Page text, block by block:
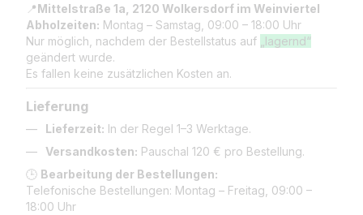
📍Mittelstraße 1a, 2120 Wolkersdorf im Weinviertel
Abholzeiten: Montag – Samstag, 09:00 – 18:00 Uhr
Nur möglich, nachdem der Bestellstatus auf
„lagernd“
geändert wurde.
Es fallen keine zusätzlichen Kosten an.
Lieferung
Lieferzeit: In der Regel 1–3 Werktage.
Versandkosten: Pauschal 120 € pro Bestellung.
🕒 Bearbeitung der Bestellungen:
Telefonische Bestellungen: Montag – Freitag, 09:00 –
18:00 Uhr